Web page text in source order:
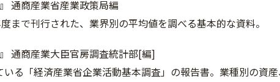
通商産業省産業政策局編
まで刊行された、業界別の平均値を調べる基本的な資料。
通商産業大臣官房調査統計部[編]
る「経済産業省企業活動基本調査」の報告書。業種別の資